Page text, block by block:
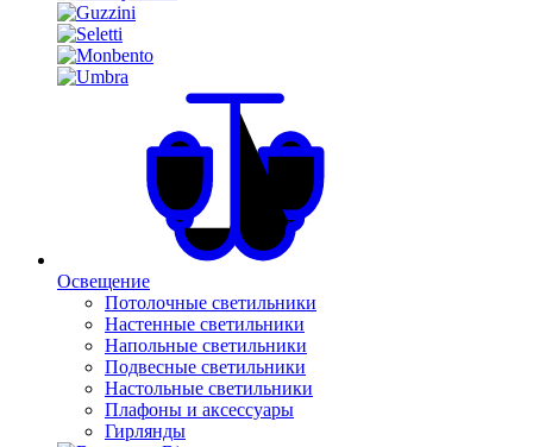
Освещение
Потолочные светильники
Настенные светильники
Напольные светильники
Подвесные светильники
Настольные светильники
Плафоны и аксессуары
Гирлянды